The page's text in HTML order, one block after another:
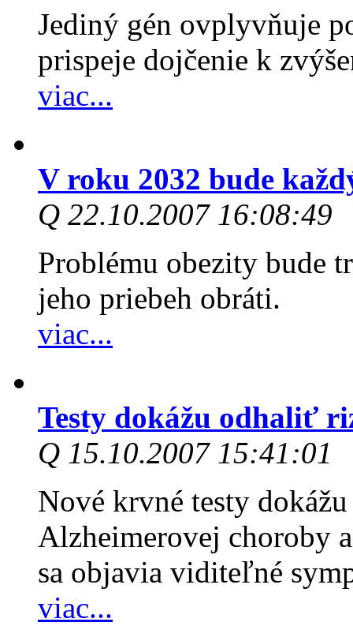
Jediný gén ovplyvňuje
prispeje dojčenie k
viac...
V roku 2032 bude
Q 22.10.2007 16:08:49
Problému obezity bude
jeho priebeh obráti.
viac...
Testy dokážu odhaliť
Q 15.10.2007 15:41:01
Nové krvné testy
Alzheimerovej choroby
sa objavia viditeľné
viac...